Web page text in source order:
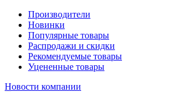
Производители
Новинки
Популярные товары
Распродажи и скидки
Рекомендуемые товары
Уцененные товары
Новости компании